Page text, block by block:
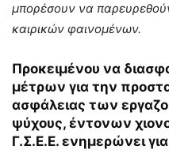
μπορέσουν να
καιρικών φαινομένων.
Προκειμένου να
μέτρων για την
ασφάλειας των
ψύχους, έντονων
Γ.Σ.Ε.Ε. ενημερώνει